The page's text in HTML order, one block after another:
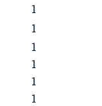
1
1
1
1
1
1